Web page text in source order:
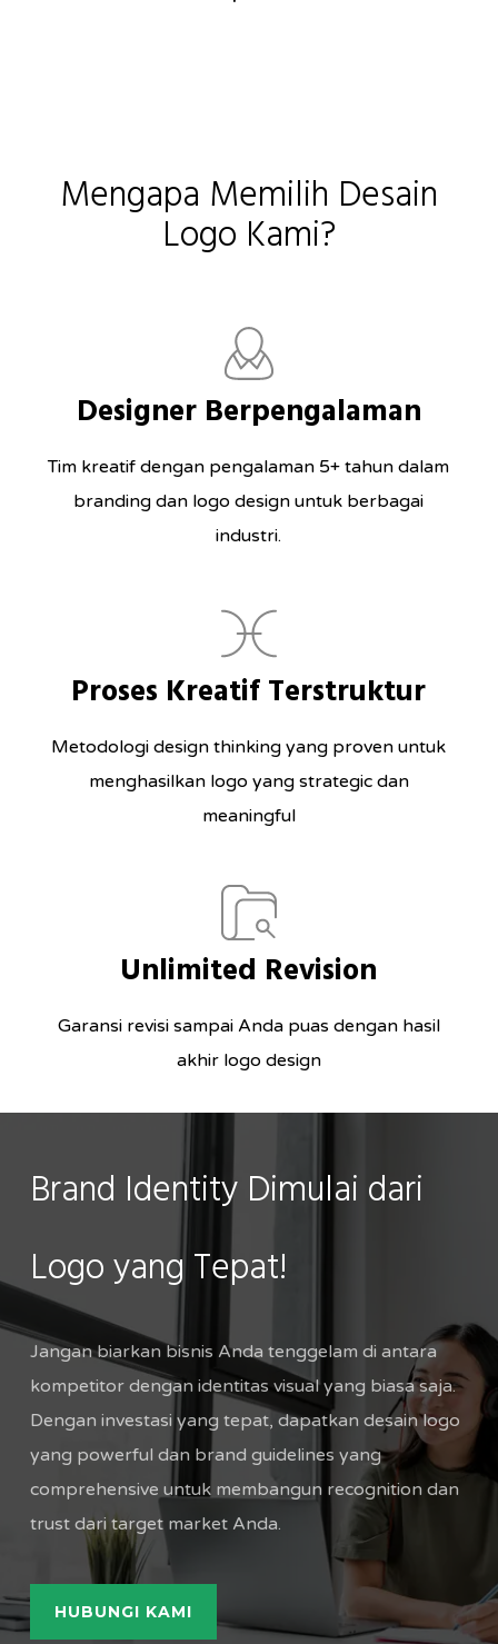
Mengapa Memilih Desain
Logo Kami?
Designer Berpengalaman
Tim kreatif dengan pengalaman 5+ tahun dalam
branding dan logo design untuk berbagai
industri.
Proses Kreatif Terstruktur
Metodologi design thinking yang proven untuk
menghasilkan logo yang strategic dan
meaningful
Unlimited Revision
Garansi revisi sampai Anda puas dengan hasil
akhir logo design
Brand Identity Dimulai dari
Logoyang Tepat!
Jangan biarkan bisnis Anda tenggelam di antara
kompetitor dengan identitas visual yang biasa saja.
Dengan investasi yang tepat, dapatkan desain logo
yang powerful dan brand guidelines yang
comprehensive untuk membangun recognition dan
trust dari target market Anda.
HUBUNGI KAMI